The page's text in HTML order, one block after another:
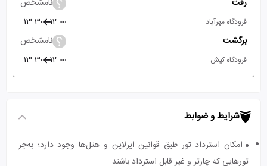
رفت نامشخص
فرودگاه مهرآباد 12:00
13:30
برگشت
نامشخص
فرودگاه کیش 12:00
13:30
شرایط و ضوابط
امکان استرداد تور طبق قوانین ایرلاین و هتل‌ها وجود دارد؛ به‌جز
تورهایی که چارتر و غیر قابل استرداد باشند.